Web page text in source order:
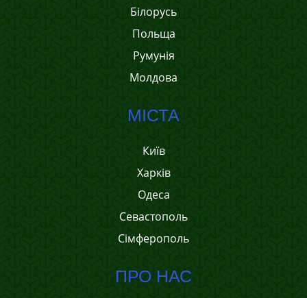
Білорусь
Польща
Румунія
Молдова
МІСТА
Київ
Харків
Одеса
Севастополь
Сімферополь
ПРО НАС